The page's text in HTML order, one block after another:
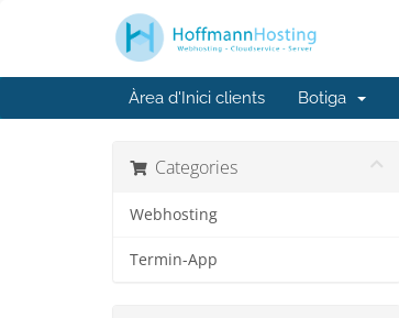
Àrea d'Inici clients Botiga
Categories
Webhosting
Termin-App